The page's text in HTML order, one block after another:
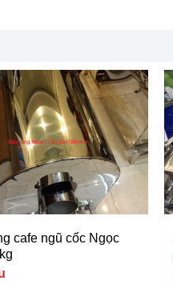
cafe ngũ cốc Ngọc